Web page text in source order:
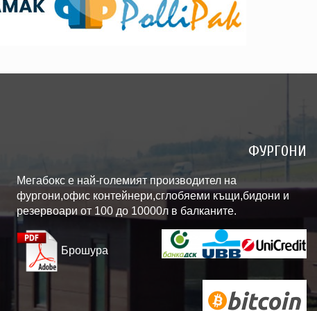
ФУРГОНИ
Мегабокс е най-големият производител на
фургони,офис контейнери,сглобяеми къщи,бидони и
резервоари от 100 до 10000л в балканите.
Брошура